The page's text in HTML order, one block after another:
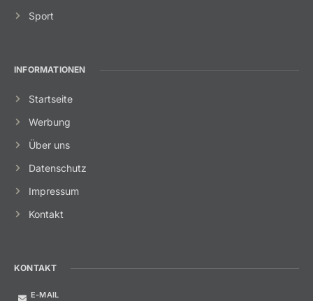
Sport
INFORMATIONEN
Startseite
Werbung
Über uns
Datenschutz
Impressum
Kontakt
KONTAKT
E-MAIL